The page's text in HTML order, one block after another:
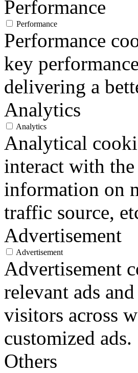
Performance
Performance
Performance
key
delivering a
Analytics
Analytics
Analytical
interact with
information on
traffic source,
Advertisement
Advertisement
Advertisement
relevant ads
visitors across
customized ads.
Others